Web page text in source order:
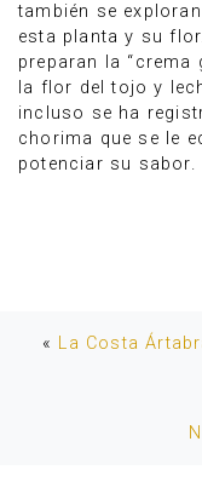
también se
esta planta y su
preparan la “crema
la flor del tojo y
incluso se ha
chorima que se le
potenciar su sabor.
« La Costa